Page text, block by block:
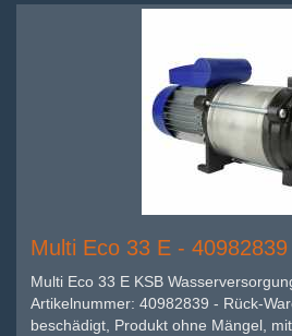
Multi Eco 33 E - 40982839
Multi Eco 33 E KSB
Artikelnummer: 40982839 - Rück-
beschädigt, Produkt ohne Mängel,